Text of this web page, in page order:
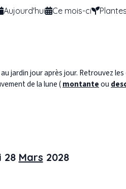
Aujourd'hui Ce mois-ci Plantes
jardin jour après jour. Retrouvez les
de la lune (montanteou
28 Mars 2028